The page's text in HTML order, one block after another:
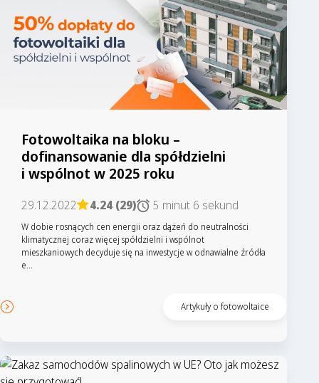
Fotowoltaika na bloku –
dofinansowanie dla spółdzielni
i wspólnot w 2025 roku
29.12.2022 4.24 (29) 5 minut 6 sekund
W dobie rosnących cen energii oraz dążeń do neutralności
klimatycznej coraz więcej spółdzielni i wspólnot
mieszkaniowych decyduje się na inwestycje w odnawialne źródła
e...
Artykuły o fotowoltaice